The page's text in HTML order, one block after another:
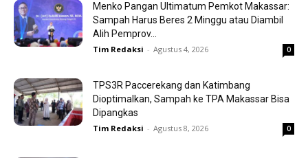
Menko Pangan Ultimatum Pemkot Makassar:
Sampah Harus Beres 2 Minggu atau Diambil
Alih Pemprov...
Tim Redaksi - Agustus 4, 2026 0
TPS3R Paccerekang dan Katimbang
Dioptimalkan, Sampah ke TPA Makassar Bisa
Dipangkas
Tim Redaksi - Agustus 8, 2026 0